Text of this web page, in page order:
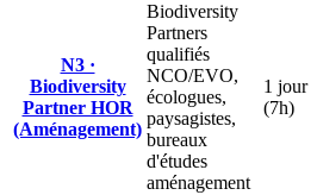
N3 ·
Biodiversity
Partner HOR
(Aménagement)
Biodiversity
Partners
qualifiés
NCO/EVO,
écologues,
paysagistes,
bureaux
d'études
aménagement
1 jour
(7h)